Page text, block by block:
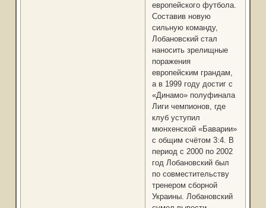
европейского футбола.
Составив новую
сильную команду,
Лобановский стал
наносить зрелищные
поражения
европейским грандам,
а в 1999 году достиг с
«Динамо» полуфинала
Лиги чемпионов, где
клуб уступил
мюнхенской «Баварии»
с общим счётом 3:4. В
период с 2000 по 2002
год Лобановский был
по совместительству
тренером сборной
Украины. Лобановский